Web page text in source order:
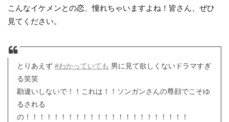
こんなイケメンとの恋、憧れちゃいますよね！皆さん、ぜひ
見てください。
とりあえず #わかっていても 男に見て欲しくないドラマすぎ
る笑笑
勘違いしないで！！これは！！ソンガンさんの尊顔でこそゆ
るされる
の！！！！！！！！！！！！！！！！！！！！！！！